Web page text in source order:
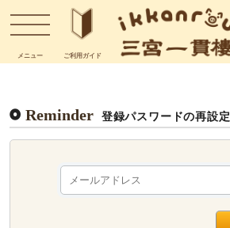
メニュー ご利用 ガイド
お問い合わせ
Reminder 登録パスワードの再設定